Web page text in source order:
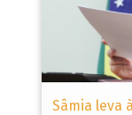
Sâmia leva